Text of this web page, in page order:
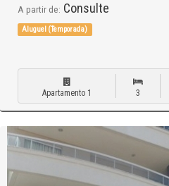
A partir de: Consulte
Aluguel (Temporada)
Apartamento 1 3